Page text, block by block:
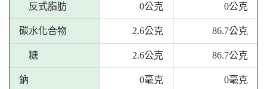
反式脂肪 0公克 0公克
碳水化合物 2.6公克 86.7公克
糖 2.6公克 86.7公克
鈉 0毫克 0毫克